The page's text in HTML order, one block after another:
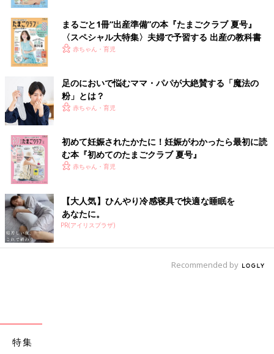
出典：Instagramアカウント「kote_pero」
kote_peroさんは、TEMPERATE（テンパレイト）のレインシュ
か。パールの装飾が素敵なレインシューズですね。
まるごと1冊“出産準備”の本『たまごクラブ 夏号』
〈スペシャル大特集〉夫婦で予習する 出産の教科書
赤ちゃん・育児
足のにおいで悩むママ・パパが大絶賛する「魔法の
粉」とは？
赤ちゃん・育児
初めて妊娠されたかたに！妊娠がわかったら最初に読
む本『初めてのたまごクラブ 夏号』
赤ちゃん・育児
【大人気】ひんやり冷感寝具で快適な睡眠を
あなたに。
PR(アイリスプラザ)
Recommended by
特集